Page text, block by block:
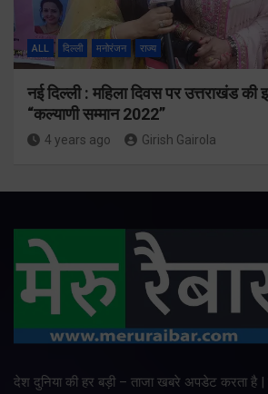
ALL दिल्ली मनोरंजन राज्य
नई दिल्ली : महिला दिवस पर उत्तराखंड
“कल्याणी सम्मान 2022”
4 years ago Girish Gairola
देश दुनिया की हर बड़ी – ताजा खबरे अपडेट करता है